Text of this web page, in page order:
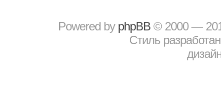
Powered by рhрBВ © 2000 —
Стиль